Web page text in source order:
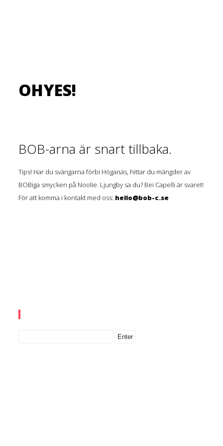
OHYES!
BOB-arna är snart tillbaka.
Tips! Har du svängarna förbi Höganäs, hittar du mängder av
BOBiga smycken på Noolie. Ljungby sa du? Bei Capelli är svaret!
För att komma i kontakt med oss: hello@bob-c.se